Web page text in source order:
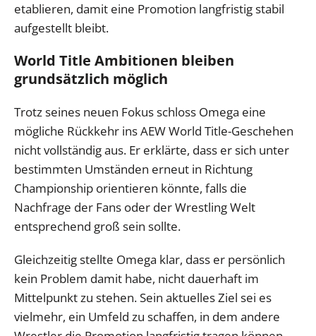
etablieren, damit eine Promotion langfristig stabil
aufgestellt bleibt.
World Title Ambitionen bleiben
grundsätzlich möglich
Trotz seines neuen Fokus schloss Omega eine
mögliche Rückkehr ins AEW World Title-Geschehen
nicht vollständig aus. Er erklärte, dass er sich unter
bestimmten Umständen erneut in Richtung
Championship orientieren könnte, falls die
Nachfrage der Fans oder der Wrestling Welt
entsprechend groß sein sollte.
Gleichzeitig stellte Omega klar, dass er persönlich
kein Problem damit habe, nicht dauerhaft im
Mittelpunkt zu stehen. Sein aktuelles Ziel sei es
vielmehr, ein Umfeld zu schaffen, in dem andere